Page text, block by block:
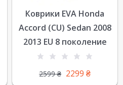
Коврики EVA Honda
Accord (CU) Sedan 2008
2013 EU 8 поколение
2599₴ 2299 ₴